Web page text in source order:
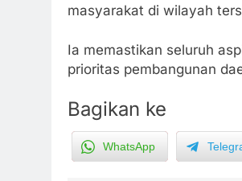
masyarakat di wilayah
Ia memastikan seluruh
prioritas pembangunan
Bagikan ke
WhatsApp
5
Ketua dan
KPU Kotim